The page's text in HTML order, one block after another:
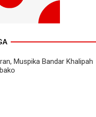
Muspika Bandar Khalipah